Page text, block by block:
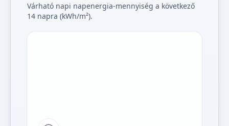
Várható napi napenergia-mennyiség a következő
14 napra (kWh/m²).